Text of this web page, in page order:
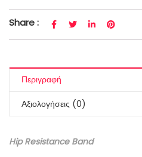
Share :
Περιγραφή
Αξιολογήσεις (0)
Hip Resistance Band